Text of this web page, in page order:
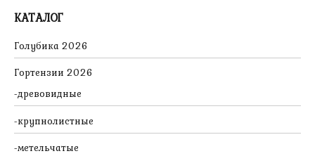
КАТАЛОГ
Голубика 2026
Гортензии 2026
древовидные
крупнолистные
метельчатые